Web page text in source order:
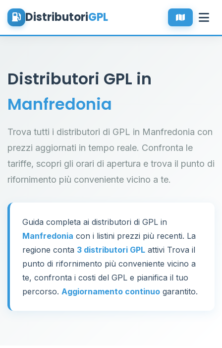
DistributoriGPL
Distributori GPL in
Manfredonia
Trova tutti i distributori di GPL in Manfredonia con
prezzi aggiornati in tempo reale. Confronta le
tariffe, scopri gli orari di apertura e trova il punto di
rifornimento più conveniente vicino a te.
Guida completa ai distributori di GPL in
Manfredonia con i listini prezzi più recenti. La
regione conta 3 distributori GPL attivi Trova il
punto di rifornimento più conveniente vicino a
te, confronta i costi del GPL e pianifica il tuo
percorso. Aggiornamento continuo garantito.